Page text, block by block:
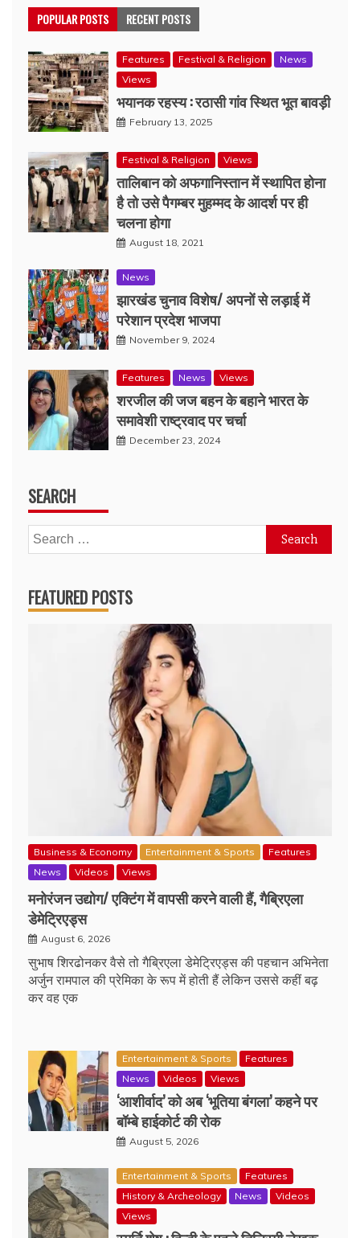
POPULAR POSTS RECENT POSTS
Features Festival & Religion
News
Views
भयानक रहस्य : रठासी गांव स्थित भूत बावड़ी
February 13, 2025
Festival & Religion Views
तालिबान को अफगानिस्तान में स्थापित होना
है तो उसे पैगम्बर मुहम्मद के आदर्श पर ही
चलना होगा
August 18, 2021
News
झारखंड चुनाव विशेष/ अपनों से लड़ाई में
परेशान प्रदेश भाजपा
November 9, 2024
Features News Views
शरजील की जज बहन के बहाने भारत के
समावेशी राष्ट्रवाद पर चर्चा
December 23, 2024
SEARCH
Search
for:
FEATURED POSTS
Business & Economy Entertainment & Sports
Features
News
Videos Views
मनोरंजन उद्योग/ एक्टिंग में वापसी करने वाली हैं, गैब्रिएला
डेमेट्रिएड्स
August 6, 2026
सुभाष शिरढोनकर वैसे तो गैब्रिएला डेमेट्रिएड्स की पहचान अभिनेता
अर्जुन रामपाल की प्रेमिका के रूप में होती हैं लेकिन उससे कहीं बढ़
कर वह एक
Entertainment & Sports
Features
News
Videos Views
‘आशीर्वाद’ को अब ‘भूतिया बंगला’ कहने पर
बॉम्बे हाईकोर्ट की रोक
August 5, 2026
Entertainment & Sports
Features
History & Archeology
News
Videos
Views